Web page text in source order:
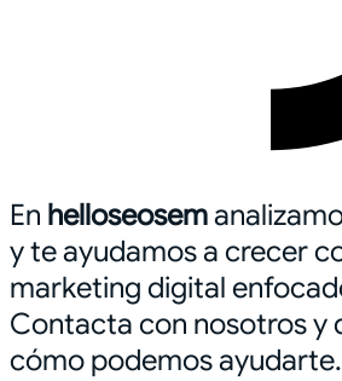
En helloseosem
y te ayudamos a crecer
marketing digital
Contacta con nosotros y
cómo podemos ayudarte.